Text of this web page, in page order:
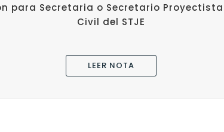
para Secretaria o Secretario
Civil del STJE
LEER NOTA